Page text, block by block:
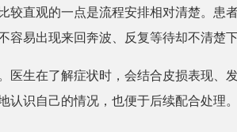
较直观的一点是流程安排相对清楚。患
易出现来回奔波、反复等待却不清楚
医生在了解症状时，会结合皮损表现、
识自己的情况，也便于后续配合处理。